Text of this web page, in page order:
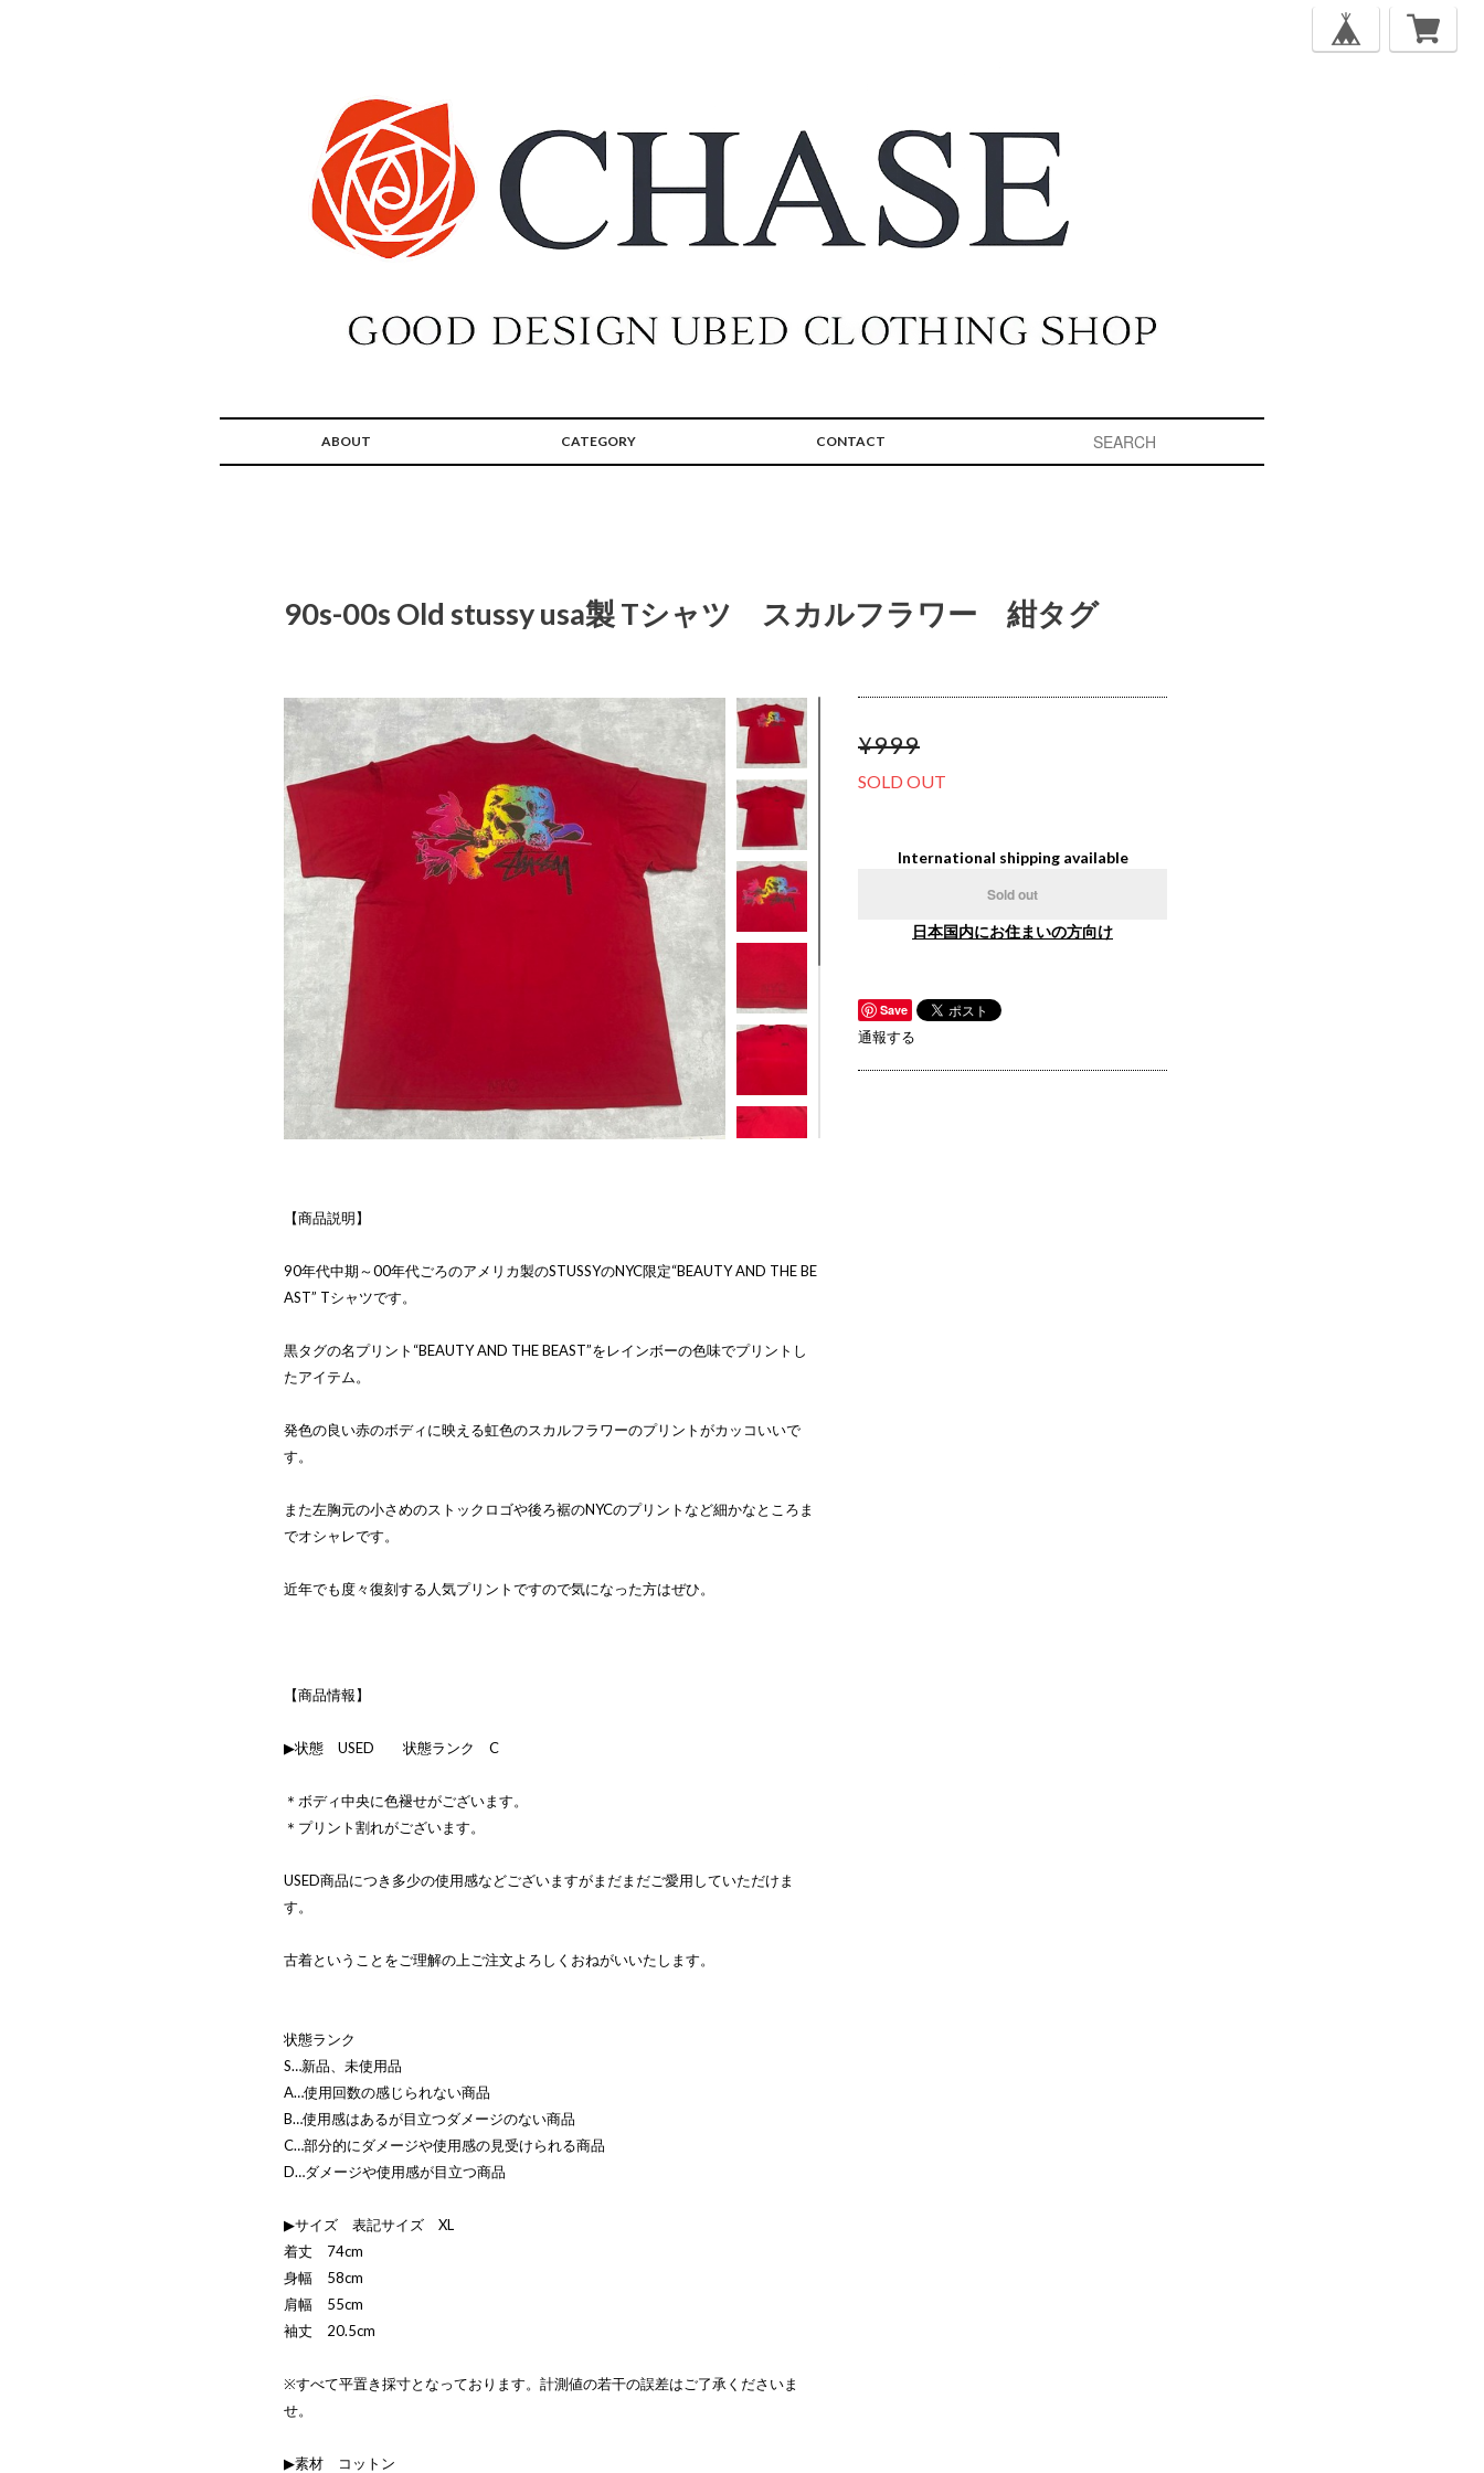
ABOUT CATEGORY CONTACT
90s-00s Old stussy usa製 Tシャツ スカルフラワー 紺タグ
【商品説明】
90年代中期～00年代ごろのアメリカ製のSTUSSYのNYC限定“BEAUTY AND THE BE
AST” Tシャツです。
黒タグの名プリント“BEAUTY AND THE BEAST”をレインボーの色味でプリントし
たアイテム。
発色の良い赤のボディに映える虹色のスカルフラワーのプリントがカッコいいで
す。
また左胸元の小さめのストックロゴや後ろ裾のNYCのプリントなど細かなところま
でオシャレです。
近年でも度々復刻する人気プリントですので気になった方はぜひ。
【商品情報】
▶状態 USED 状態ランク C
＊ボディ中央に色褪せがございます。
＊プリント割れがございます。
USED商品につき多少の使用感などございますがまだまだご愛用していただけま
す。
古着ということをご理解の上ご注文よろしくおねがいいたします。
状態ランク
S…新品、未使用品
A…使用回数の感じられない商品
B…使用感はあるが目立つダメージのない商品
C…部分的にダメージや使用感の見受けられる商品
D…ダメージや使用感が目立つ商品
▶サイズ 表記サイズ XL
着丈 74cm
身幅 58cm
肩幅 55cm
袖丈 20.5cm
※すべて平置き採寸となっております。計測値の若干の誤差はご了承くださいま
せ。
▶素材 コットン
¥999
SOLD OUT
International shipping available
Sold out
日本国内にお住まいの方向け
Save
通報する